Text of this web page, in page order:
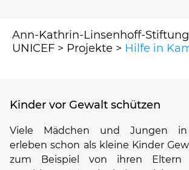
Ann-Kathrin-Linsenhoff-
UNICEF > Projekte > Hilfe in
Kinder vor Gewalt schützen
Viele Mädchen und Jungen in
erleben schon als kleine Kinder
zum Beispiel von ihren Eltern